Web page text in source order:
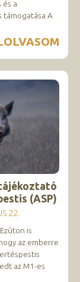
a
támogatása A
(ASP)
22.
is
az emberre
az M1-es